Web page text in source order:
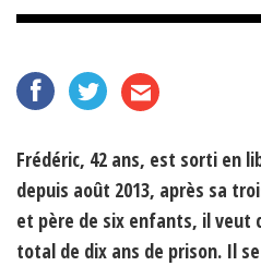
Frédéric, 42 ans, est sorti en
depuis août 2013, après sa
et père de six enfants, il veut
total de dix ans de prison. Il